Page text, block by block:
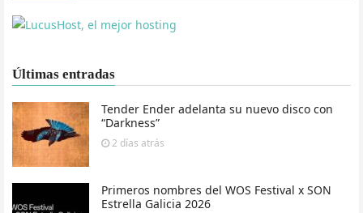
Últimas entradas
Tender Ender adelanta su nuevo disco con
“Darkness”
2 días atrás
Primeros nombres del WOS Festival x SON
Estrella Galicia 2026